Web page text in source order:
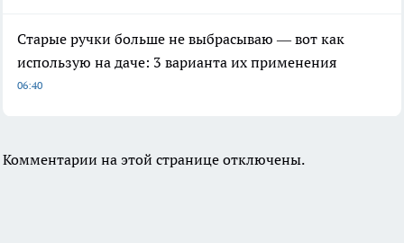
Старые ручки больше не выбрасываю — вот как
использую на даче: 3 варианта их применения
06:40
Комментарии на этой странице отключены.